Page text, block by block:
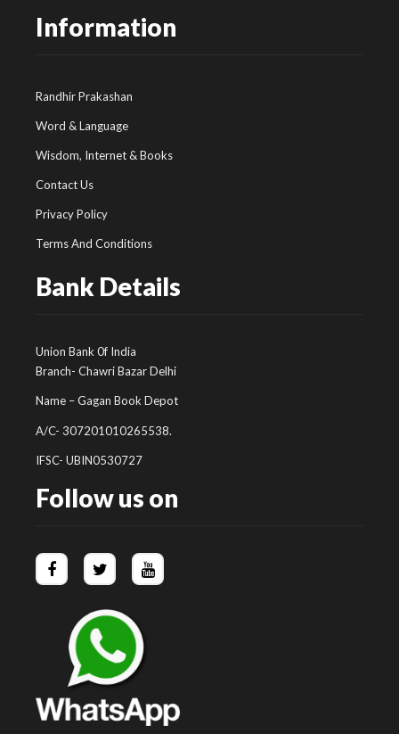
Information
Randhir Prakashan
Word & Language
Wisdom, Internet & Books
Contact Us
Privacy Policy
Terms And Conditions
Bank Details
Union Bank 0f India
Branch- Chawri Bazar Delhi
Name – Gagan Book Depot
A/C- 307201010265538.
IFSC- UBIN0530727
Follow us on